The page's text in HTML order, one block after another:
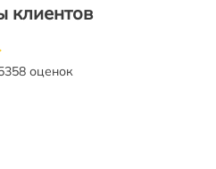
клиентов
оценок